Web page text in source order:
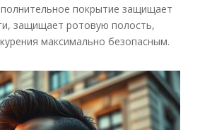
покрытие защищает
защищает ротовую полость,
максимально безопасным.